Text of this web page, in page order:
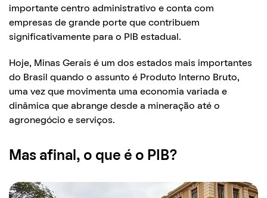
importante centro administrativo e conta com
empresas de grande porte que contribuem
significativamente para o PIB estadual.
Hoje, Minas Gerais é um dos estados mais importantes
do Brasil quando o assunto é Produto Interno Bruto,
uma vez que movimenta uma economia variada e
dinâmica que abrange desde a mineração até o
agronegócio e serviços.
Mas afinal, o que é o PIB?